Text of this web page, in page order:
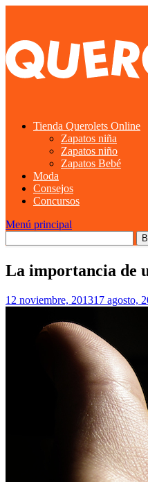
Tienda Querolets Online
Zapatos niña
Zapatos niño
Zapatos Bebé
Moda
Consejos
Concursos
Menú principal
La importancia de
12 noviembre, 201317 agosto,